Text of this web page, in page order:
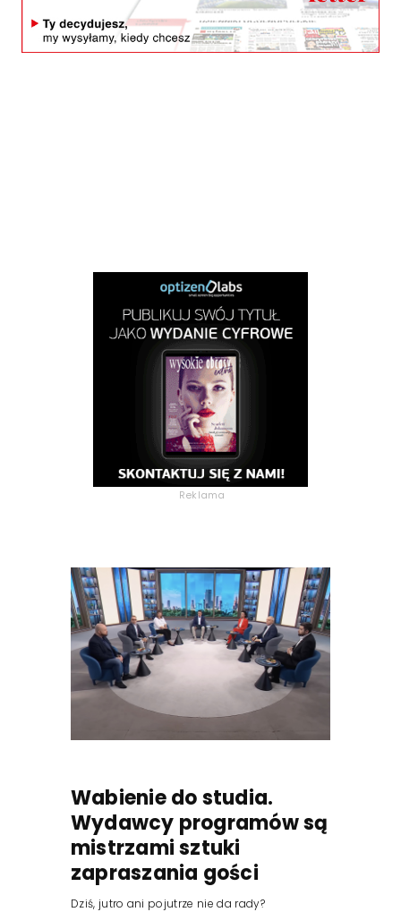
Reklama
Wabienie do studia.
Wydawcy programów są
mistrzami sztuki
zapraszania gości
Dziś, jutro ani pojutrze nie da rady?